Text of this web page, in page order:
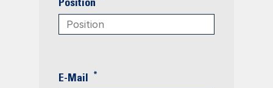
Position
E-Mail *